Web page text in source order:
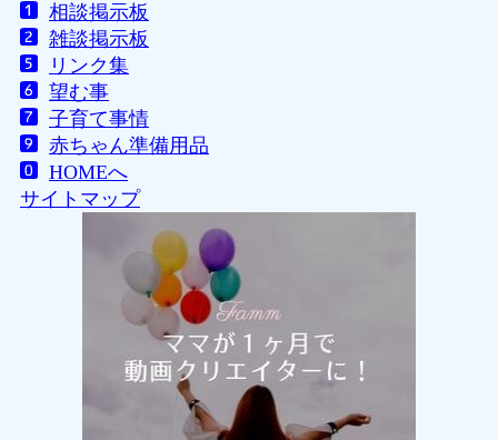
相談掲示板
雑談掲示板
リンク集
望む事
子育て事情
赤ちゃん準備用品
HOMEへ
サイトマップ